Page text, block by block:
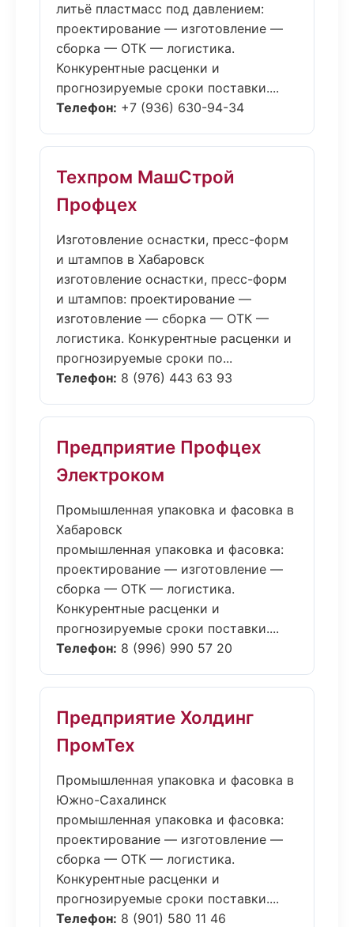
литьё пластмасс под давлением:
проектирование — изготовление —
сборка — ОТК — логистика.
Конкурентные расценки и
прогнозируемые сроки поставки....
Телефон: +7 (936) 630-94-34
Техпром МашСтрой
Профцех
Изготовление оснастки, пресс-форм
и штампов в Хабаровск
изготовление оснастки, пресс-форм
и штампов: проектирование —
изготовление — сборка — ОТК —
логистика. Конкурентные расценки и
прогнозируемые сроки по...
Телефон: 8 (976) 443 63 93
Предприятие Профцех
Электроком
Промышленная упаковка и фасовка в
Хабаровск
промышленная упаковка и фасовка:
проектирование — изготовление —
сборка — ОТК — логистика.
Конкурентные расценки и
прогнозируемые сроки поставки....
Телефон: 8 (996) 990 57 20
Предприятие Холдинг
ПромТех
Промышленная упаковка и фасовка в
Южно-Сахалинск
промышленная упаковка и фасовка:
проектирование — изготовление —
сборка — ОТК — логистика.
Конкурентные расценки и
прогнозируемые сроки поставки....
Телефон: 8 (901) 580 11 46